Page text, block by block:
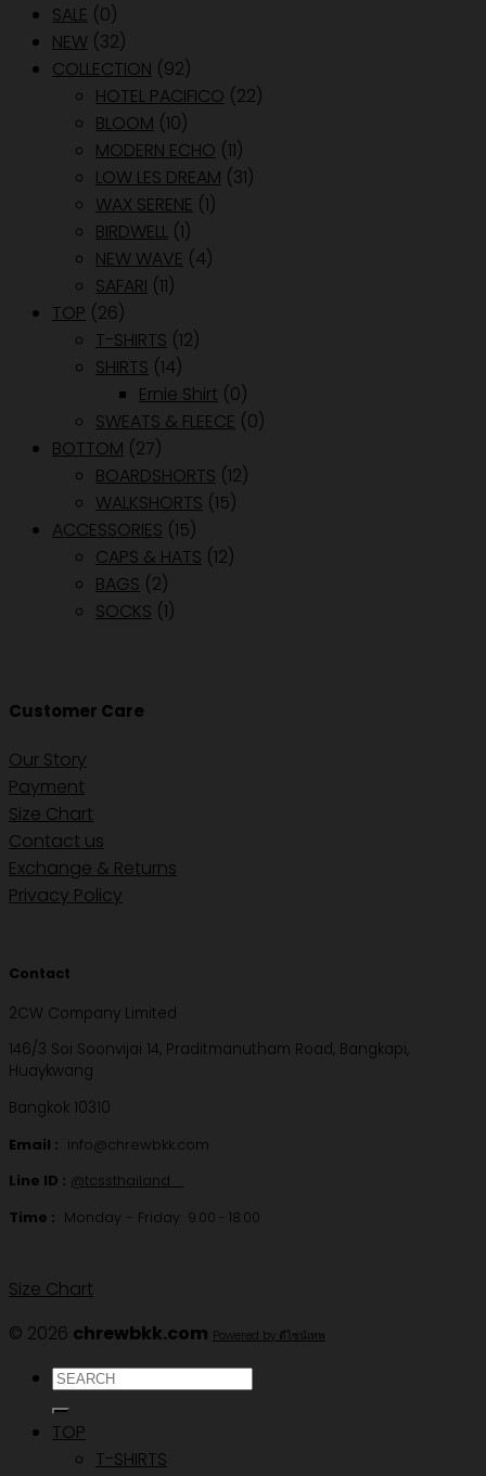
SALE (0)
NEW (32)
COLLECTION (92)
HOTEL PACIFICO (22)
BLOOM (10)
MODERN ECHO (11)
LOW LES DREAM (31)
WAX SERENE (1)
BIRDWELL (1)
NEW WAVE (4)
SAFARI (11)
TOP (26)
T-SHIRTS (12)
SHIRTS (14)
Ernie Shirt (0)
SWEATS & FLEECE (0)
BOTTOM (27)
BOARDSHORTS (12)
WALKSHORTS (15)
ACCESSORIES (15)
CAPS & HATS (12)
BAGS (2)
SOCKS (1)
Customer Care
Our Story
Payment
Size Chart
Contact us
Exchange & Returns
Privacy Policy
Contact
2CW Company Limited
146/3 Soi Soonvijai 14, Praditmanutham Road, Bangkapi,
Huaykwang
Bangkok 10310
Email : info@chrewbkk.com
Line ID : @tcssthailand
Time : Monday - Friday 9.00 - 18.00
Size Chart
© 2026 chrewbkk.com Powered by ดีไซน์เทพ
ค้นหา:
TOP
T-SHIRTS